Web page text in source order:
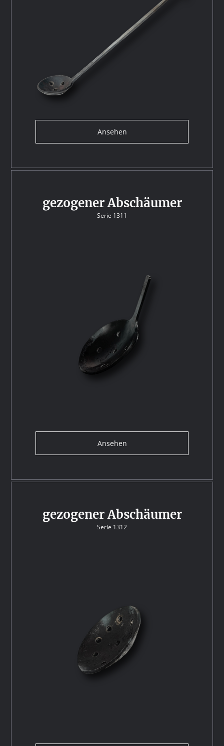
Ansehen
gezogener Abschäumer
Serie 1311
Ansehen
gezogener Abschäumer
Serie 1312